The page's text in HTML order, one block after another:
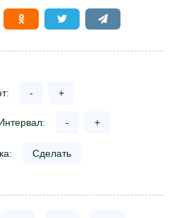
- +
- +
Сделать